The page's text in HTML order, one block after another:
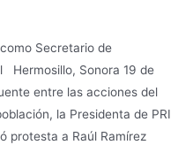
Secretario de
Hermosillo, Sonora 19 de
entre las acciones del
la Presidenta de PRI
protesta a Raúl Ramírez